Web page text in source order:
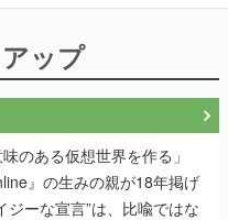
ップ
味のある仮想世界を作る」
』の生みの親が18年掲げ
ジーな宣言”は、比喩ではな